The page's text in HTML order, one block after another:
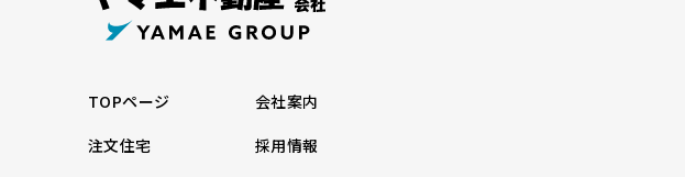
TOPページ
会社案内
注文住宅
採用情報